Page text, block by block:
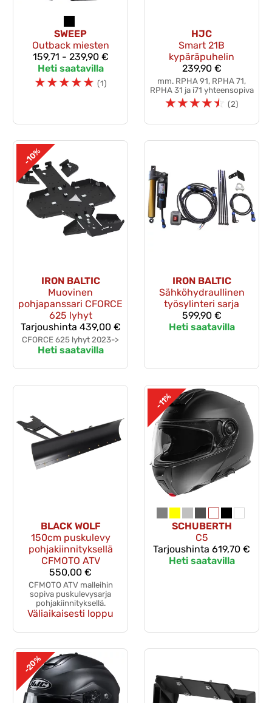
SWEEP
Outback miesten
159,71 - 239,90 €
Heti saatavilla
☆☆☆☆☆ (1)
HJC
Smart 21B
kypäräpuhelin
239,90 €
mm. RPHA 91, RPHA 71,
RPHA 31 ja i71 yhteensopiva
☆☆☆☆☆ (2)
-10%
IRON BALTIC
Muovinen
pohjapanssari CFORCE
625 lyhyt
Tarjoushinta 439,00 €
CFORCE 625 lyhyt 2023->
Heti saatavilla
IRON BALTIC
Sähköhydraullinen
työsylinteri sarja
599,90 €
Heti saatavilla
BLACK WOLF
150cm puskulevy
pohjakiinnityksellä
CFMOTO ATV
550,00 €
CFMOTO ATV malleihin
sopiva puskulevysarja
pohjakiinnityksellä.
Väliaikaisesti loppu
-11%
SCHUBERTH
C5
Tarjoushinta 619,70 €
Heti saatavilla
-20%